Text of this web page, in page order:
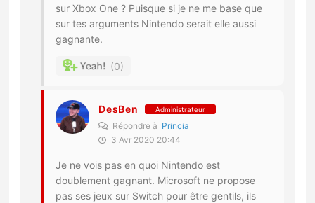
sur Xbox One ? Puisque si je ne me base que
sur tes arguments Nintendo serait elle aussi
gagnante.
0
DesBen Administrateur
Répondre à Princia
3 Avr 2020 20:44
Je ne vois pas en quoi Nintendo est
doublement gagnant. Microsoft ne propose
pas ses jeux sur Switch pour être gentils, ils